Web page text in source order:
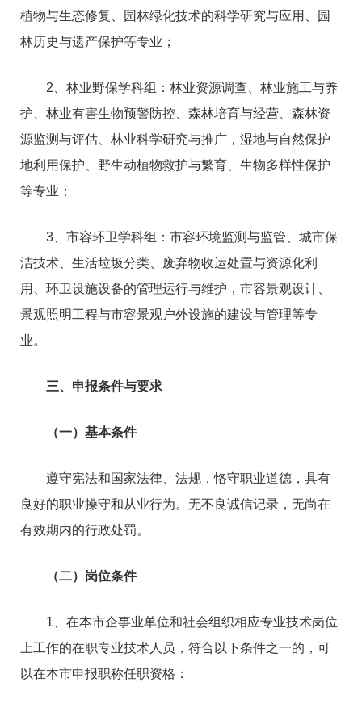
植物与生态修复、园林绿化技术的科学研究与应用、园
林历史与遗产保护等专业；
2、林业野保学科组：林业资源调查、林业施工与养
护、林业有害生物预警防控、森林培育与经营、森林资
源监测与评估、林业科学研究与推广，湿地与自然保护
地利用保护、野生动植物救护与繁育、生物多样性保护
等专业；
3、市容环卫学科组：市容环境监测与监管、城市保
洁技术、生活垃圾分类、废弃物收运处置与资源化利
用、环卫设施设备的管理运行与维护，市容景观设计、
景观照明工程与市容景观户外设施的建设与管理等专
业。
三、申报条件与要求
（一）基本条件
遵守宪法和国家法律、法规，恪守职业道德，具有
良好的职业操守和从业行为。无不良诚信记录，无尚在
有效期内的行政处罚。
（二）岗位条件
1、在本市企事业单位和社会组织相应专业技术岗位
上工作的在职专业技术人员，符合以下条件之一的，可
以在本市申报职称任职资格：